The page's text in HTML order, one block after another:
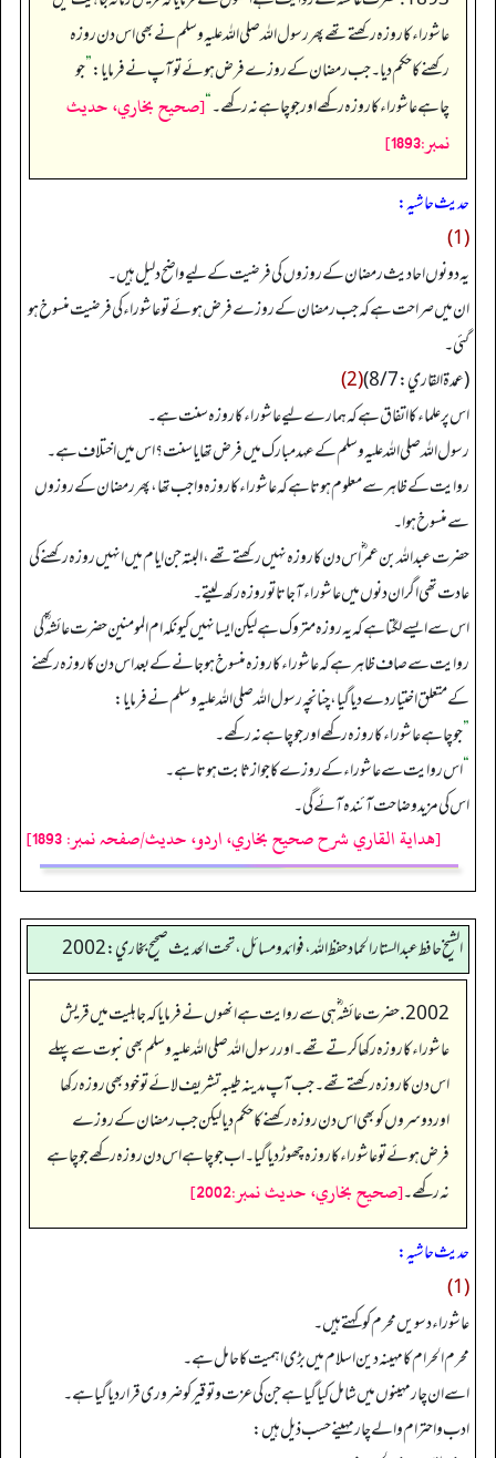
عاشوراء کا روزہ رکھتے تھے پھر رسول اللہ صلی اللہ علیہ وسلم نے بھی اس دن روزہ
رکھنے کا حکم دیا۔ جب رمضان کے روزے فرض ہوئے تو آپ نے فرمایا:”جو
چاہے عاشوراء کا روزہ رکھے اور جو چاہے نہ رکھے۔“[صحيح بخاري، حديث
نمبر:1893]
حدیث حاشیہ:
(1)
یہ دونوں احادیث رمضان کے روزوں کی فرضیت کے لیے واضح دلیل ہیں۔
ان میں صراحت ہے کہ جب رمضان کے روزے فرض ہوئے تو عاشوراء کی فرضیت منسوخ ہو
گئی۔
(عمدۃالقاري: 8/7)
(2)
اس پر علماء کا اتفاق ہے کہ ہمارے لیے عاشوراء کا روزہ سنت ہے۔
رسول اللہ صلی اللہ علیہ وسلم کے عہد مبارک میں فرض تھا یا سنت؟ اس میں اختلاف ہے۔
روایت کے ظاہر سے معلوم ہوتا ہے کہ عاشوراء کا روزہ واجب تھا، پھر رمضان کے روزوں
سے منسوخ ہوا۔
حضرت عبداللہ بن عمر ؓ اس دن کا روزہ نہیں رکھتے تھے، البتہ جن ایام میں انہیں روزہ رکھنے کی
عادت تھی اگر ان دنوں میں عاشوراء آ جاتا تو روزہ رکھ لیتے۔
اس سے ایسے لگتا ہے کہ یہ روزہ متروک ہے لیکن ایسا نہیں کیونکہ ام المومنین حضرت عائشہ ؓ کی
روایت سے صاف ظاہر ہے کہ عاشوراء کا روزہ منسوخ ہو جانے کے بعد اس دن کا روزہ رکھنے
کے متعلق اختیار دے دیا گیا، چنانچہ رسول اللہ صلی اللہ علیہ وسلم نے فرمایا:
”جو چاہے عاشوراء کا روزہ رکھے اور جو چاہے نہ رکھے۔
“اس روایت سے عاشوراء کے روزے کا جواز ثابت ہوتا ہے۔
اس کی مزید وضاحت آئندہ آئے گی۔
[هداية القاري شرح صحيح بخاري، اردو، حدیث/صفحہ نمبر: 1893]
الشيخ حافط عبدالستار الحماد حفظ الله، فوائد و مسائل، تحت الحديث صحيح بخاري:2002
2002. حضرت عائشہ ؓ ہی سے روایت ہے انھوں نے فرمایاکہ جاہلیت میں قریش
عاشوراء کا روزہ رکھا کرتے تھے۔ اور رسول اللہ صلی اللہ علیہ وسلم بھی نبوت سے پہلے
اس دن کا روزہ رکھتے تھے۔ جب آپ مدینہ طیبہ تشریف لائے تو خود بھی روزہ رکھا
اوردوسروں کوبھی اس دن روزہ رکھنے کا حکم دیالیکن جب رمضان کے روزے
فرض ہوئے تو عاشوراء کا روزہ چھوڑ دیا گیا۔ اب جو چاہے اس دن روزہ رکھے جو چاہے
نہ رکھے۔[صحيح بخاري، حديث نمبر:2002]
حدیث حاشیہ:
(1)
عاشوراء دسویں محرم کو کہتے ہیں۔
محرم الحرام کا مہینہ دین اسلام میں بڑی اہمیت کا حامل ہے۔
اسے ان چار مہینوں میں شامل کیا گیا ہے جن کی عزت و توقیر کو ضروری قرار دیا گیا ہے۔
ادب و احترام والے چار مہینے حسب ذیل ہیں: